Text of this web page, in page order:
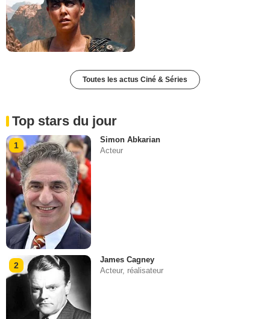
Toutes les actus Ciné & Séries
Top stars du jour
1
Simon Abkarian
Acteur
2
James Cagney
Acteur, réalisateur